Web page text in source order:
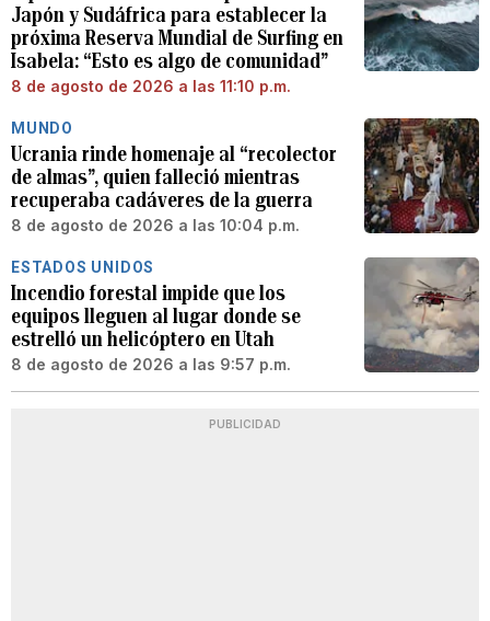
Japón y Sudáfrica para establecer la
próxima Reserva Mundial de Surfing en
Isabela: “Esto es algo de comunidad”
8 de agosto de 2026 a las 11:10 p.m.
MUNDO
Ucrania rinde homenaje al “recolector
de almas”, quien falleció mientras
recuperaba cadáveres de la guerra
8 de agosto de 2026 a las 10:04 p.m.
ESTADOS UNIDOS
Incendio forestal impide que los
equipos lleguen al lugar donde se
estrelló un helicóptero en Utah
8 de agosto de 2026 a las 9:57 p.m.
PUBLICIDAD